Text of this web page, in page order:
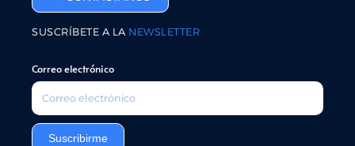
SUSCRÍBETE A LA NEWSLETTER
Correo electrónico
Suscribirme